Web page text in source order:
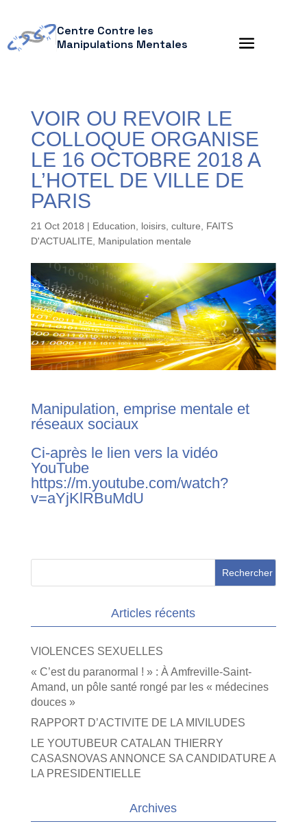
Centre Contre les
Manipulations Mentales
VOIR OU REVOIR LE
COLLOQUE ORGANISE
LE 16 OCTOBRE 2018 A
L’HOTEL DE VILLE DE
PARIS
21 Oct 2018 | Education, loisirs, culture
FAITS
D'ACTUALITE, Manipulation mentale
Manipulation, emprise mentale et
réseaux sociaux
Ci-après le lien vers la vidéo
YouTube
https://m.youtube.com/watch?
v=aYjKlRBuMdU
Articles récents
VIOLENCES SEXUELLES
« C’est du paranormal ! » : À Amfreville-Saint-
Amand, un pôle santé rongé par les « médecines
douces »
RAPPORT D’ACTIVITE DE LA MIVILUDES
LE YOUTUBEUR CATALAN THIERRY
CASASNOVAS ANNONCE SA CANDIDATURE A
LA PRESIDENTIELLE
Archives